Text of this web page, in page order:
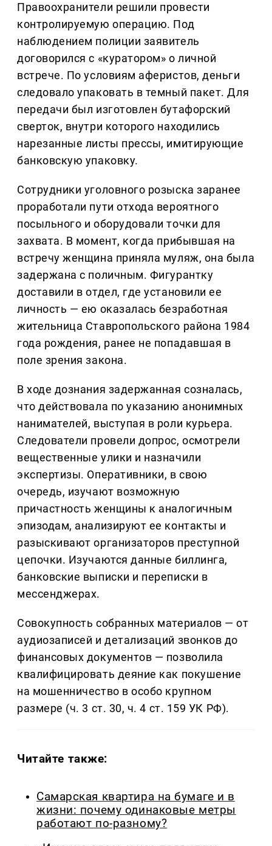
Правоохранители решили провести
контролируемую операцию. Под
наблюдением полиции заявитель
договорился с «куратором» о личной
встрече. По условиям аферистов, деньги
следовало упаковать в темный пакет. Для
передачи был изготовлен бутафорский
сверток, внутри которого находились
нарезанные листы прессы, имитирующие
банковскую упаковку.
Сотрудники уголовного розыска заранее
проработали пути отхода вероятного
посыльного и оборудовали точки для
захвата. В момент, когда прибывшая на
встречу женщина приняла муляж, она была
задержана с поличным. Фигурантку
доставили в отдел, где установили ее
личность — ею оказалась безработная
жительница Ставропольского района 1984
года рождения, ранее не попадавшая в
поле зрения закона.
В ходе дознания задержанная созналась,
что действовала по указанию анонимных
нанимателей, выступая в роли курьера.
Следователи провели допрос, осмотрели
вещественные улики и назначили
экспертизы. Оперативники, в свою
очередь, изучают возможную
причастность женщины к аналогичным
эпизодам, анализируют ее контакты и
разыскивают организаторов преступной
цепочки. Изучаются данные биллинга,
банковские выписки и переписки в
мессенджерах.
Совокупность собранных материалов — от
аудиозаписей и детализаций звонков до
финансовых документов — позволила
квалифицировать деяние как покушение
на мошенничество в особо крупном
размере (ч. 3 ст. 30, ч. 4 ст. 159 УК РФ).
Читайте также:
Самарская квартира на бумаге и в
жизни: почему одинаковые метры
работают по-разному?